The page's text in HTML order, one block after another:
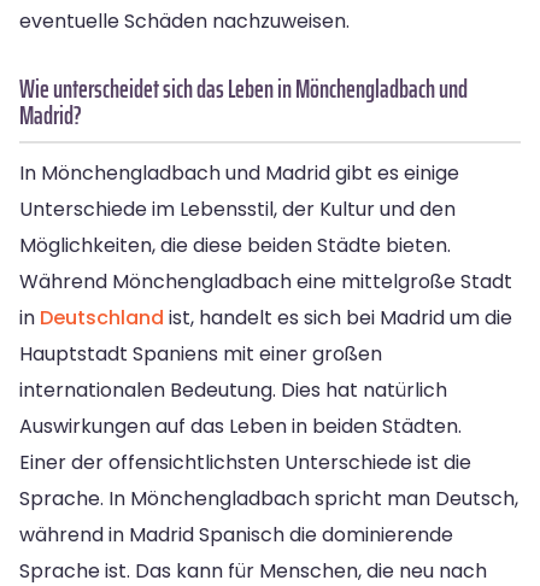
eventuelle Schäden nachzuweisen.
Wie unterscheidet sich das Leben in Mönchengladbach und
Madrid?
In Mönchengladbach und Madrid gibt es einige
Unterschiede im Lebensstil, der Kultur und den
Möglichkeiten, die diese beiden Städte bieten.
Während Mönchengladbach eine mittelgroße Stadt
in Deutschland ist, handelt es sich bei Madrid um die
Hauptstadt Spaniens mit einer großen
internationalen Bedeutung. Dies hat natürlich
Auswirkungen auf das Leben in beiden Städten.
Einer der offensichtlichsten Unterschiede ist die
Sprache. In Mönchengladbach spricht man Deutsch,
während in Madrid Spanisch die dominierende
Sprache ist. Das kann für Menschen, die neu nach